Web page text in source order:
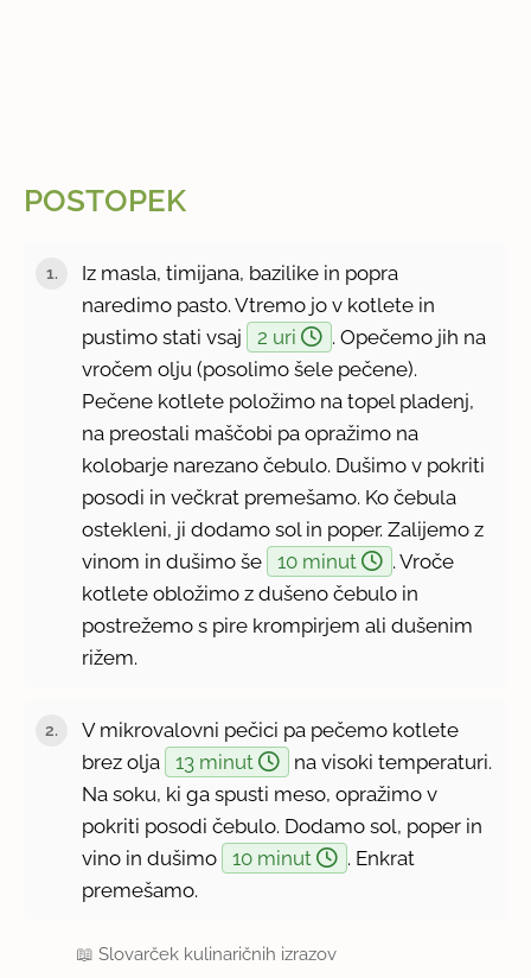
POSTOPEK
Iz masla, timijana, bazilike in popra
naredimo pasto. Vtremo jo v kotlete in
pustimo stati vsaj
2 uri
. Opečemo jih na
vročem olju (posolimo šele pečene).
Pečene kotlete položimo na topel pladenj,
na preostali maščobi pa opražimo na
kolobarje narezano čebulo. Dušimo v pokriti
posodi in večkrat premešamo. Ko čebula
ostekleni, ji dodamo sol in poper. Zalijemo z
vinom in dušimo še
10 minut
. Vroče
kotlete obložimo z dušeno čebulo in
postrežemo s pire krompirjem ali dušenim
rižem.
V mikrovalovni pečici pa pečemo kotlete
brez olja
13 minut
na visoki temperaturi.
Na soku, ki ga spusti meso, opražimo v
pokriti posodi čebulo. Dodamo sol, poper in
vino in dušimo
10 minut
. Enkrat
premešamo.
📖Slovarček kulinaričnih izrazov